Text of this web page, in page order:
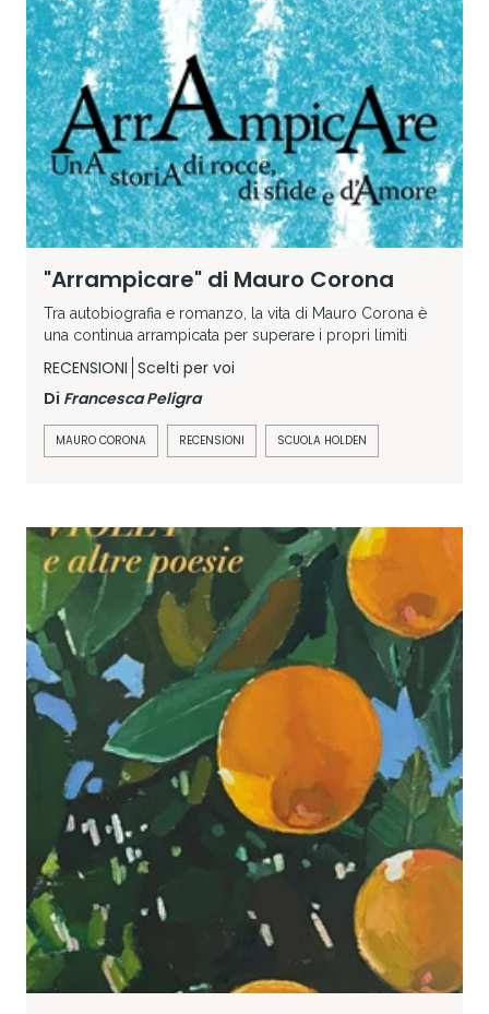
"Arrampicare" di Mauro Corona
Tra autobiografia e romanzo, la vita di Mauro Corona è
una continua arrampicata per superare i propri limiti
RECENSIONI Scelti per voi
Di Francesca Peligra
MAURO CORONA RECENSIONI SCUOLA HOLDEN